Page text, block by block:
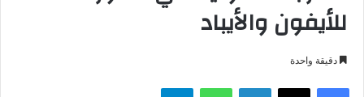
للأيفون والأيباد
دقيقة واحدة
فيسبوك لينكدإن واتساب